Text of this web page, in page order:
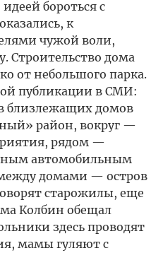
бороться с
к
чужой воли,
Строительство дома
от небольшого парка.
публикации в СМИ:
близлежащих домов
район, вокруг —
рядом —
автомобильным
домами — остров
старожилы, еще
Колбин обещал
здесь проводят
мамы гуляют с